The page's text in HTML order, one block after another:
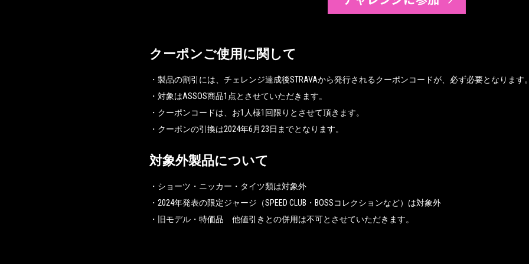
クーポンご使用に関して
・製品の割引には、チェレンジ達成後STRAVAから発行されるクーポンコードが、必ず必要となります
・対象はASSOS商品1点とさせていただきます。
・クーポンコードは、お1人様1回限りとさせて頂きます。
・クーポンの引換は2024年6月23日までとなります。
対象外製品について
・ショーツ・ニッカー・タイツ類は対象外
・2024年発表の限定ジャージ（SPEED CLUB・BOSSコレクションなど）は対象外
・旧モデル・特価品 他値引きとの併用は不可とさせていただきます。